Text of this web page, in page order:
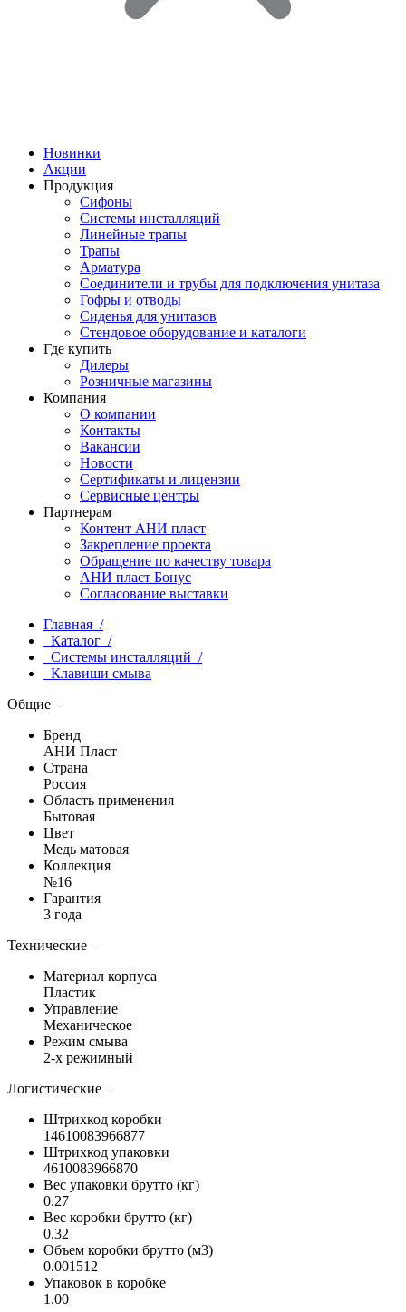
Новинки
Акции
Продукция
Сифоны
Системы инсталляций
Линейные трапы
Трапы
Арматура
Соединители и трубы для подключения унитаза
Гофры и отводы
Сиденья для унитазов
Стендовое оборудование и каталоги
Где купить
Дилеры
Розничные магазины
Компания
О компании
Контакты
Вакансии
Новости
Сертификаты и лицензии
Сервисные центры
Партнерам
Контент АНИ пласт
Закрепление проекта
Обращение по качеству товара
АНИ пласт Бонус
Согласование выставки
Главная /
Каталог /
Системы инсталляций /
Клавиши смыва
Общие
Бренд
АНИ Пласт
Страна
Россия
Область применения
Бытовая
Цвет
Медь матовая
Коллекция
№16
Гарантия
3 года
Технические
Материал корпуса
Пластик
Управление
Механическое
Режим смыва
2-х режимный
Логистические
Штрихкод коробки
14610083966877
Штрихкод упаковки
4610083966870
Вес упаковки брутто (кг)
0.27
Вес коробки брутто (кг)
0.32
Объем коробки брутто (м3)
0.001512
Упаковок в коробке
1.00